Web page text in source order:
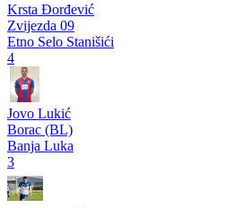
Krsta Đorđević
Zvijezda 09
Etno Selo Stanišići
4
Jovo Lukić
Borac (BL)
Banja Luka
3